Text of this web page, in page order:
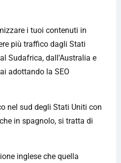
i tuoi contenuti in
più traffico dagli Stati
Sudafrica, dall'Australia e
adottando la SEO
nel sud degli Stati Uniti con
in spagnolo, si tratta di
inglese che quella